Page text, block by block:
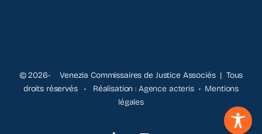
© 2026- Venezia Commissaires de Justice Associés | Tous
droits réservés • Réalisation : Agence acteris• Mentions
légales